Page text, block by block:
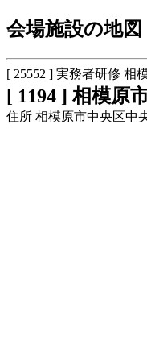
会場施設の地
[ 25552 ] 実務者研修 相
[ 1194 ] 相模原
住所 相模原市中央区中